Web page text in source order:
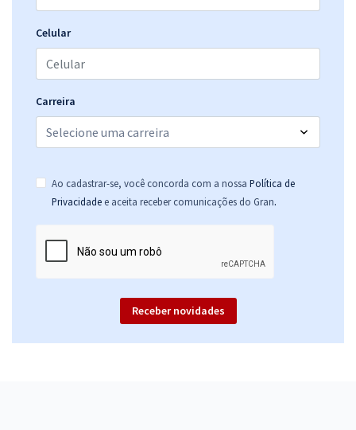
Celular
Carreira
Ao cadastrar-se, você concorda com a nossa Política de
Privacidade e aceita receber comunicações do Gran.
Receber novidades